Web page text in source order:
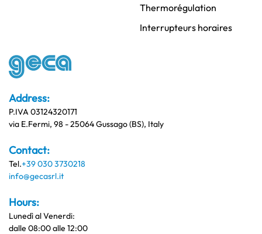
Address:
P.IVA 03124320171
via E.Fermi, 98 - 25064 Gussago (BS), Italy
Contact:
Tel.+39 030 3730218
info@gecasrl.it
Hours:
Lunedì al Venerdi:
dalle 08:00 alle 12:00
Thermorégulation
Interrupteurs horaires